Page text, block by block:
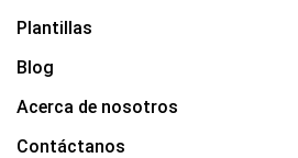
Plantillas
Blog
Acerca de nosotros
Contáctanos